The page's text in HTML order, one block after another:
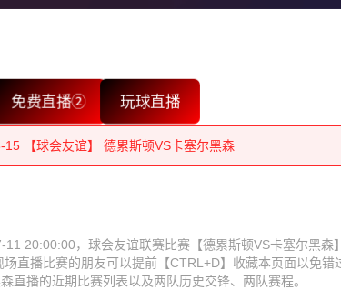
免费直播② 玩球直播
【球会友谊】 德累斯顿VS卡塞尔黑森
15 【球会友谊】 德累斯顿VS卡塞尔黑森
15 【球会友谊】 德累斯顿VS卡塞尔黑森
15 【球会友谊】 德累斯顿VS卡塞尔黑森
20:00:00，球会友谊联赛比赛【德累斯顿VS卡塞尔黑森
直播比赛的朋友可以提前【CTRL+D】收藏本页面以免
直播的近期比赛列表以及两队历史交锋、两队赛程。